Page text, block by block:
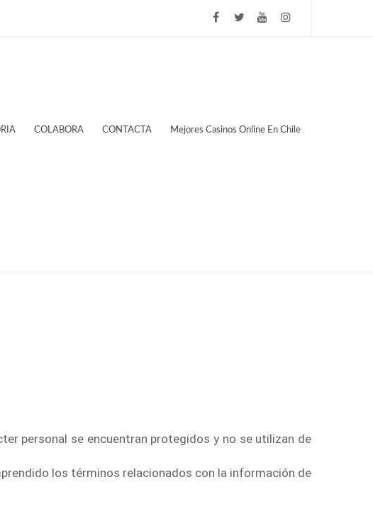
COLABORA CONTACTA Mejores Casinos Online En Chile
personal se encuentran protegidos y no se utilizan de
los términos relacionados con la información de